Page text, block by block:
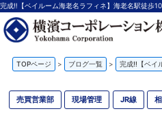
TOPページ > ブログ一覧 > 完成‼【ベイ
売買営業部 現場管理 JR線